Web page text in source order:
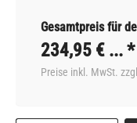
Gesamtpreis für
234,95 € ... *
Preise inkl. MwSt.